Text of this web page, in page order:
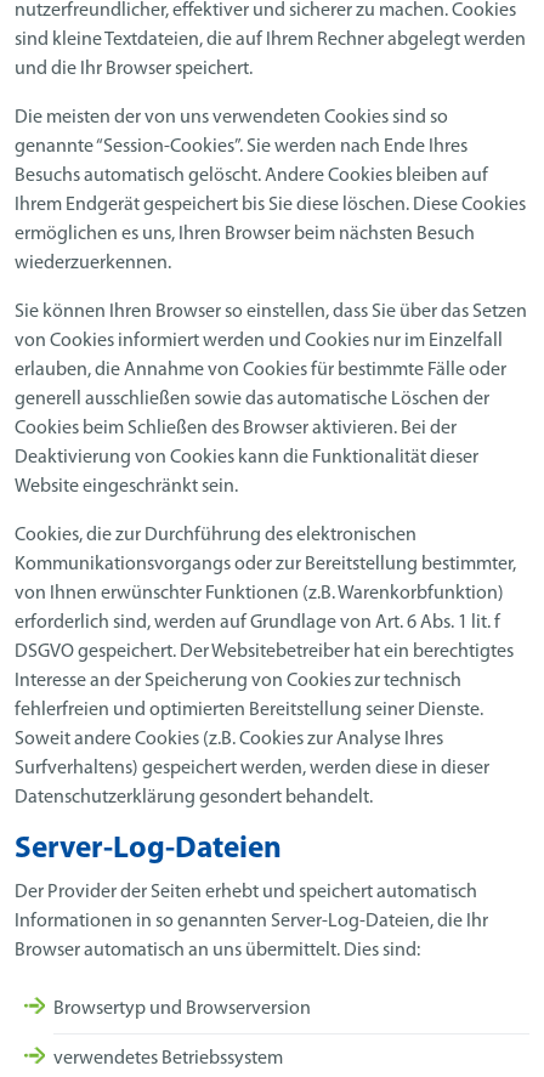
nutzerfreundlicher, effektiver und sicherer zu machen. Cookies
sind kleine Textdateien, die auf Ihrem Rechner abgelegt werden
und die Ihr Browser speichert.
Die meisten der von uns verwendeten Cookies sind so
genannte “Session-Cookies”. Sie werden nach Ende Ihres
Besuchs automatisch gelöscht. Andere Cookies bleiben auf
Ihrem Endgerät gespeichert bis Sie diese löschen. Diese Cookies
ermöglichen es uns, Ihren Browser beim nächsten Besuch
wiederzuerkennen.
Sie können Ihren Browser so einstellen, dass Sie über das Setzen
von Cookies informiert werden und Cookies nur im Einzelfall
erlauben, die Annahme von Cookies für bestimmte Fälle oder
generell ausschließen sowie das automatische Löschen der
Cookies beim Schließen des Browser aktivieren. Bei der
Deaktivierung von Cookies kann die Funktionalität dieser
Website eingeschränkt sein.
Cookies, die zur Durchführung des elektronischen
Kommunikationsvorgangs oder zur Bereitstellung bestimmter,
von Ihnen erwünschter Funktionen (z.B. Warenkorbfunktion)
erforderlich sind, werden auf Grundlage von Art. 6 Abs. 1 lit. f
DSGVO gespeichert. Der Websitebetreiber hat ein berechtigtes
Interesse an der Speicherung von Cookies zur technisch
fehlerfreien und optimierten Bereitstellung seiner Dienste.
Soweit andere Cookies (z.B. Cookies zur Analyse Ihres
Surfverhaltens) gespeichert werden, werden diese in dieser
Datenschutzerklärung gesondert behandelt.
Server-Log-Dateien
Der Provider der Seiten erhebt und speichert automatisch
Informationen in so genannten Server-Log-Dateien, die Ihr
Browser automatisch an uns übermittelt. Dies sind:
Browsertyp und Browserversion
verwendetes Betriebssystem